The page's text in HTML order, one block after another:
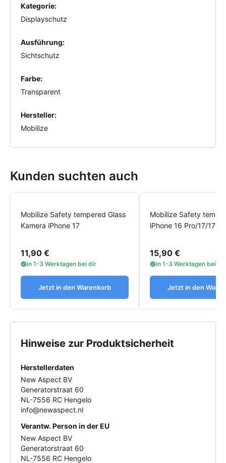
Kategorie:
Displayschutz
Ausführung:
Sichtschutz
Farbe:
Transparent
Hersteller:
Mobilize
Kunden suchten auch
Mobilize Safety tempered Glass
Kamera iPhone 17
11,90 €
in 1-3 Werktagen bei dir
Jetzt in den Warenkorb
Mobilize Safety
iPhone 16 Pro/17/17
15,90 €
in 1-3 Werktagen bei dir
Jetzt in den
Hinweise zur Produktsicherheit
Herstellerdaten
New Aspect BV
Generatorstraat 60
NL-7556 RC Hengelo
info@newaspect.nl
Verantw. Person in der EU
New Aspect BV
Generatorstraat 60
NL-7556 RC Hengelo